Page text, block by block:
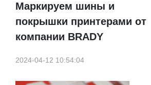
Маркируем шины и
покрышки принтерами от
компании BRADY
2024-04-12 10:54:04